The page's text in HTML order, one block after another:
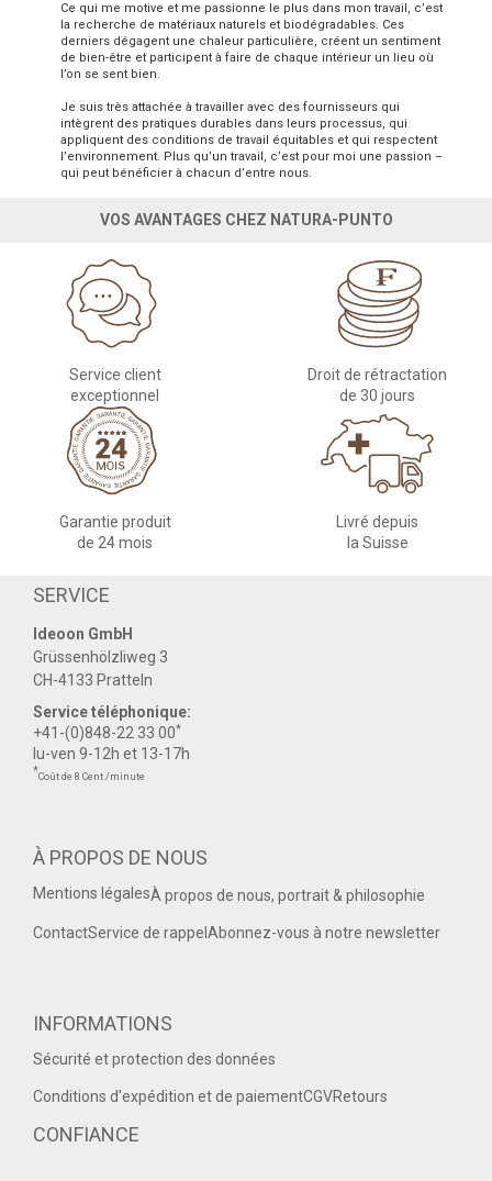
Ce qui me motive et me passionne le plus dans mon travail, c’est
la recherche de matériaux naturels et biodégradables. Ces
derniers dégagent une chaleur particulière, créent un sentiment
de bien-être et participent à faire de chaque intérieur un lieu où
l’on se sent bien.
Je suis très attachée à travailler avec des fournisseurs qui
intègrent des pratiques durables dans leurs processus, qui
appliquent des conditions de travail équitables et qui respectent
l’environnement. Plus qu’un travail, c’est pour moi une passion –
qui peut bénéficier à chacun d’entre nous.
VOS AVANTAGES CHEZ NATURA-PUNTO
Service client
exceptionnel
Droit de rétractation
de 30 jours
Garantie produit
de 24 mois
Livré depuis
la Suisse
SERVICE
Ideoon GmbH
Grüssenhölzliweg 3
CH-4133 Pratteln
Service téléphonique:
+41-(0)848-22 33 00*
lu-ven 9-12h et 13-17h
*Coût de 8 Cent./minute
À PROPOS DE NOUS
Mentions légalesÀ propos de nous, portrait & philosophie
ContactService de rappel Abonnez-vous à notre newsletter
INFORMATIONS
Sécurité et protection des données
Conditions d'expédition et de paiementCGVRetours
CONFIANCE